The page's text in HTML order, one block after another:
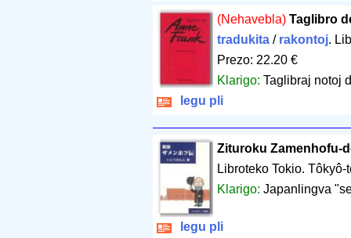
(Nehavebla) Taglibro
tradukita/ rakontoj.
Prezo: 22.20 €
Klarigo: Taglibraj notoj
legu pli
Zituroku Zamenhofu-
Libroteko Tokio.
Klarigo: Japanlingva
legu pli